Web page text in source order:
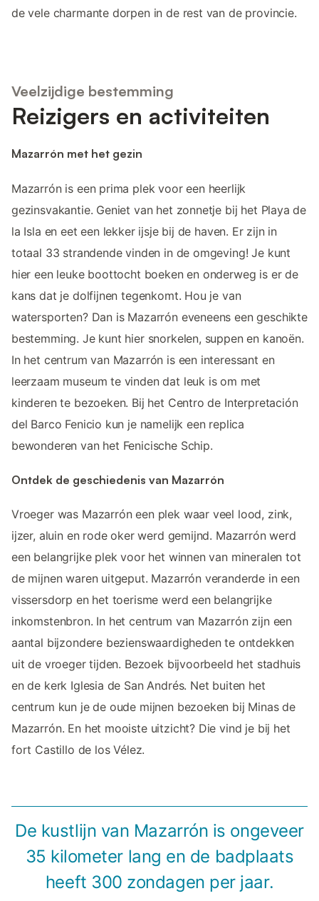
de vele charmante dorpen in de rest van de provincie.
Veelzijdige bestemming
Reizigers en activiteiten
Mazarrón met het gezin
Mazarrón is een prima plek voor een heerlijk
gezinsvakantie. Geniet van het zonnetje bij het Playa de
la Isla en eet een lekker ijsje bij de haven. Er zijn in
totaal 33 strandende vinden in de omgeving! Je kunt
hier een leuke boottocht boeken en onderweg is er de
kans dat je dolfijnen tegenkomt. Hou je van
watersporten? Dan is Mazarrón eveneens een geschikte
bestemming. Je kunt hier snorkelen, suppen en kanoën.
In het centrum van Mazarrón is een interessant en
leerzaam museum te vinden dat leuk is om met
kinderen te bezoeken. Bij het Centro de Interpretación
del Barco Fenicio kun je namelijk een replica
bewonderen van het Fenicische Schip.
Ontdek de geschiedenis van Mazarrón
Vroeger was Mazarrón een plek waar veel lood, zink,
ijzer, aluin en rode oker werd gemijnd. Mazarrón werd
een belangrijke plek voor het winnen van mineralen tot
de mijnen waren uitgeput. Mazarrón veranderde in een
vissersdorp en het toerisme werd een belangrijke
inkomstenbron. In het centrum van Mazarrón zijn een
aantal bijzondere bezienswaardigheden te ontdekken
uit de vroeger tijden. Bezoek bijvoorbeeld het stadhuis
en de kerk Iglesia de San Andrés. Net buiten het
centrum kun je de oude mijnen bezoeken bij Minas de
Mazarrón. En het mooiste uitzicht? Die vind je bij het
fort Castillo de los Vélez.
De kustlijn van Mazarrón is ongeveer
35 kilometer lang en de badplaats
heeft 300 zondagen per jaar.